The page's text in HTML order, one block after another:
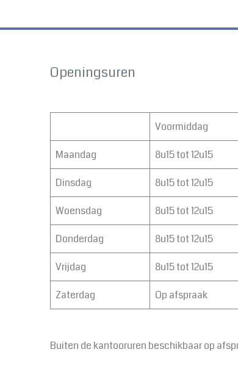
Openingsuren
Voormiddag
Maandag
8u15 tot 12u15
Dinsdag
8u15 tot 12u15
Woensdag
8u15 tot 12u15
Donderdag
8u15 tot 12u15
Vrijdag
8u15 tot 12u15
Zaterdag
Op afspraak
Buiten de kantooruren beschikbaar op